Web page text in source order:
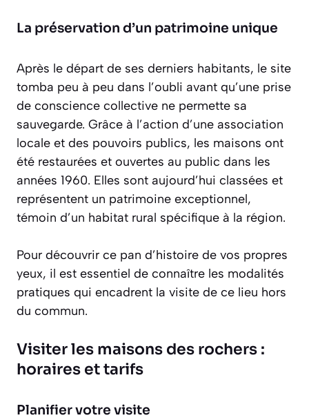
La préservation d’un patrimoine unique
Après le départ de ses derniers habitants, le site
tomba peu à peu dans l’oubli avant qu’une prise
de conscience collective ne permette sa
sauvegarde. Grâce à l’action d’une association
locale et des pouvoirs publics, les maisons ont
été restaurées et ouvertes au public dans les
années 1960. Elles sont aujourd’hui classées et
représentent un patrimoine exceptionnel,
témoin d’un habitat rural spécifique à la région.
Pour découvrir ce pan d’histoire de vos propres
yeux, il est essentiel de connaître les modalités
pratiques qui encadrent la visite de ce lieu hors
du commun.
Visiter les maisons des rochers :
horaires et tarifs
Planifier votre visite